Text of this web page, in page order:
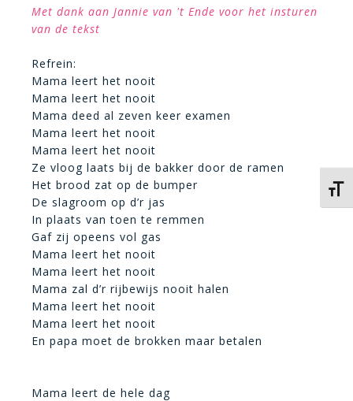
Met dank aan Jannie van 't Ende voor het insturen
van de tekst
Refrein:
Mama leert het nooit
Mama leert het nooit
Mama deed al zeven keer examen
Mama leert het nooit
Mama leert het nooit
Ze vloog laats bij de bakker door de ramen
Het brood zat op de bumper
De slagroom op d’r jas
In plaats van toen te remmen
Gaf zij opeens vol gas
Mama leert het nooit
Mama leert het nooit
Mama zal d’r rijbewijs nooit halen
Mama leert het nooit
Mama leert het nooit
En papa moet de brokken maar betalen
Mama leert de hele dag